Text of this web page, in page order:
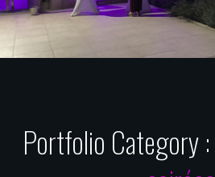
Portfolio Category :